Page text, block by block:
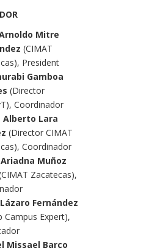
Mitre
(CIMAT
President
Gamboa
(Director
Coordinador
Alberto Lara
(Director CIMAT
Coordinador
Muñoz
Zacatecas),
Fernández
Campus Expert),
Missael Barco